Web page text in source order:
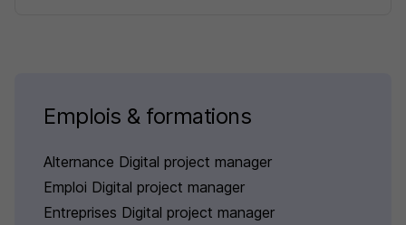
Emplois & formations
Alternance Digital project manager
Emploi Digital project manager
Entreprises Digital project manager